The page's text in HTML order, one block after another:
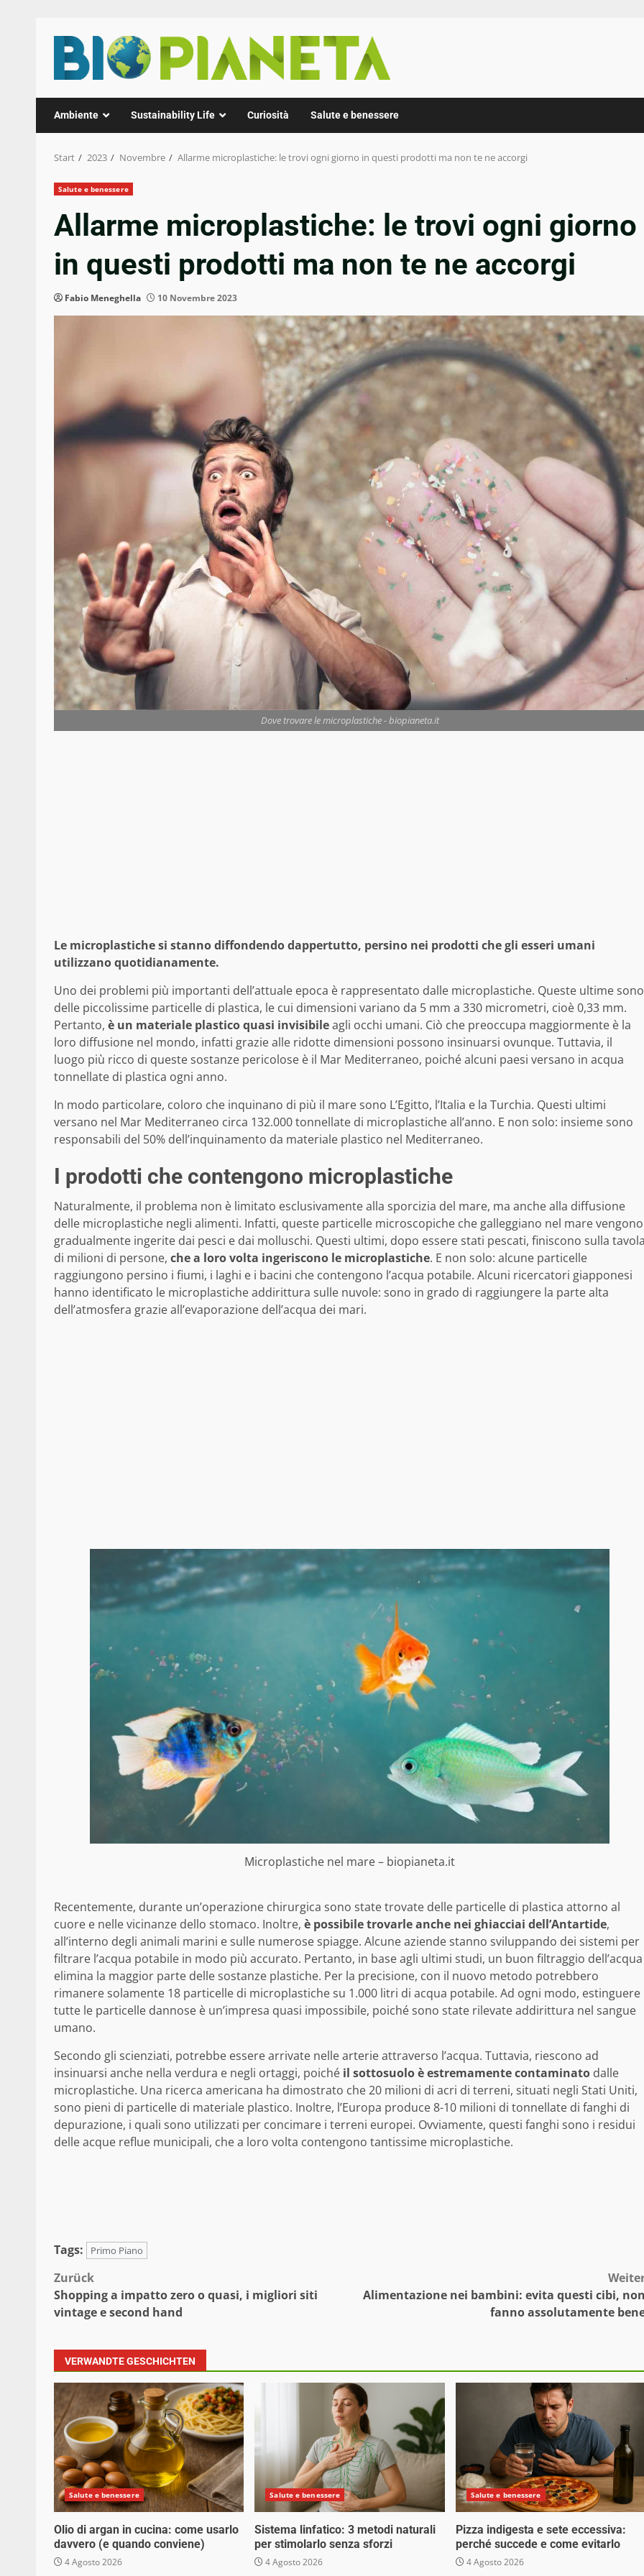
Inhalt
springen
Ambiente Sustainability Life Curiosità Salute e benessere
Start 2023 Novembre Allarme microplastiche: le trovi ogni giorno in questi prodotti ma non te ne accorgi
Salute e benessere
Allarme microplastiche: le trovi ogni giorno
in questi prodotti ma non te ne accorgi
Fabio Meneghella 10 Novembre 2023
Dove trovare le microplastiche - biopianeta.it
Le microplastiche si stanno diffondendo dappertutto, persino nei prodotti che gli esseri umani
utilizzano quotidianamente.
Uno dei problemi più importanti dell’attuale epoca è rappresentato dalle microplastiche. Queste ultime sono
delle piccolissime particelle di plastica, le cui dimensioni variano da 5 mm a 330 micrometri, cioè 0,33 mm.
Pertanto, è un materiale plastico quasi invisibileagli occhi umani. Ciò che preoccupa maggiormente è la
loro diffusione nel mondo, infatti grazie alle ridotte dimensioni possono insinuarsi ovunque. Tuttavia, il
luogo più ricco di queste sostanze pericolose è il Mar Mediterraneo, poiché alcuni paesi versano in acqua
tonnellate di plastica ogni anno.
In modo particolare, coloro che inquinano di più il mare sono L’Egitto, l’Italia e la Turchia. Questi ultimi
versano nel Mar Mediterraneo circa 132.000 tonnellate di microplastiche all’anno. E non solo: insieme sono
responsabili del 50% dell’inquinamento da materiale plastico nel Mediterraneo.
I prodotti che contengono microplastiche
Naturalmente, il problema non è limitato esclusivamente alla sporcizia del mare, ma anche alla diffusione
delle microplastiche negli alimenti. Infatti, queste particelle microscopiche che galleggiano nel mare vengono
gradualmente ingerite dai pesci e dai molluschi. Questi ultimi, dopo essere stati pescati, finiscono sulla
di milioni di persone, che a loro volta ingeriscono le microplastiche. E non solo: alcune particelle
raggiungono persino i fiumi, i laghi e i bacini che contengono l’acqua potabile. Alcuni ricercatori giapponesi
hanno identificato le microplastiche addirittura sulle nuvole: sono in grado di raggiungere la parte alta
dell’atmosfera grazie all’evaporazione dell’acqua dei mari.
Microplastiche nel mare – biopianeta.it
Recentemente, durante un’operazione chirurgica sono state trovate delle particelle di plastica attorno al
cuore e nelle vicinanze dello stomaco. Inoltre, è possibile trovarle anche nei ghiacciai dell’Antartide,
all’interno degli animali marini e sulle numerose spiagge. Alcune aziende stanno sviluppando dei sistemi per
filtrare l’acqua potabile in modo più accurato. Pertanto, in base agli ultimi studi, un buon filtraggio dell’acqua
elimina la maggior parte delle sostanze plastiche. Per la precisione, con il nuovo metodo potrebbero
rimanere solamente 18 particelle di microplastiche su 1.000 litri di acqua potabile. Ad ogni modo, estinguere
tutte le particelle dannose è un’impresa quasi impossibile, poiché sono state rilevate addirittura nel sangue
umano.
Secondo gli scienziati, potrebbe essere arrivate nelle arterie attraverso l’acqua. Tuttavia, riescono ad
insinuarsi anche nella verdura e negli ortaggi, poiché il sottosuolo è estremamente contaminato dalle
microplastiche. Una ricerca americana ha dimostrato che 20 milioni di acri di terreni, situati negli Stati Uniti,
sono pieni di particelle di materiale plastico. Inoltre, l’Europa produce 8-10 milioni di tonnellate di fanghi di
depurazione, i quali sono utilizzati per concimare i terreni europei. Ovviamente, questi fanghi sono i residui
delle acque reflue municipali, che a loro volta contengono tantissime microplastiche.
Tags: Primo Piano
Beitragsnavigation
Zurück
Shopping a impatto zero o quasi, i migliori siti
vintage e second hand
Alimentazione nei bambini: evita questi cibi,
fanno assolutamente
VERWANDTE GESCHICHTEN
Salute e benessere
Olio di argan in cucina: come usarlo
davvero (e quando conviene)
4 Agosto 2026
Salute e benessere
Sistema linfatico: 3 metodi naturali
per stimolarlo senza sforzi
4 Agosto 2026
Salute e benessere
Pizza indigesta e sete eccessiva:
perché succede e come evitarlo
4 Agosto 2026